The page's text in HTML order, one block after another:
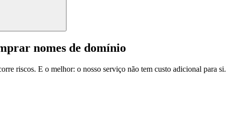
nomes de domínio
riscos. E o melhor: o nosso serviço não tem custo adicional para si.